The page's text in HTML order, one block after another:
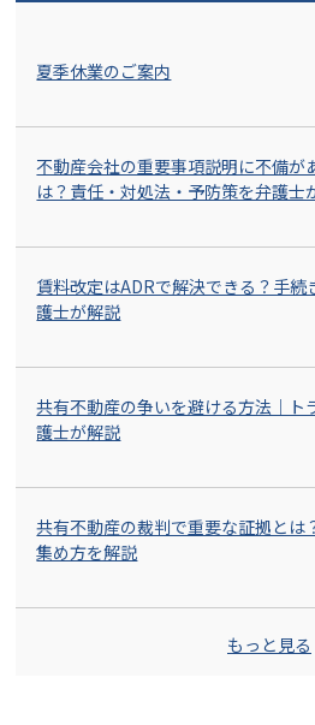
夏季休業のご案内
不動産会社の重要事項説明に不備が
は？責任・対処法・予防策を弁護士
賃料改定はADRで解決できる？手
護士が解説
共有不動産の争いを避ける方法｜ト
護士が解説
共有不動産の裁判で重要な証拠とは
集め方を解説
もっと見る